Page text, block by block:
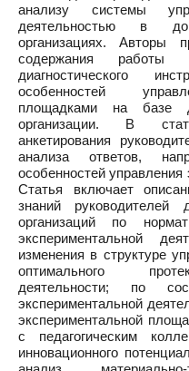
анализу системы
деятельностью в
организациях. Авторы
содержания работы
диагностического
особенностей
площадками на базе
организации. В
анкетирования
анализа ответов,
особенностей
Статья включает
знаний руководителей
организаций по
экспериментальной
изменения в структуре
оптимального
деятельности; по
экспериментальной
экспериментальной
с педагогическим
инновационного